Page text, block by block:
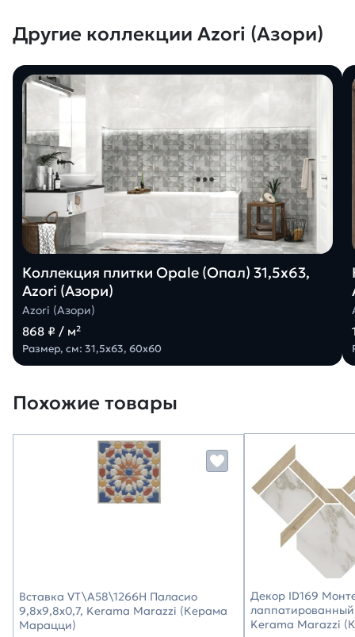
Другие коллекции Azori (Азори)
Коллекция плитки Opale (Опал) 31,5х63,
Azori (Азори)
Azori (Азори)
868 ₽ / м²
Размер, см: 31,5х63, 60х60
Похожие товары
Вставка VT\A58\1266H Паласио
9,8x9,8x0,7, Kerama Marazzi (Керама
Марацци)
Декор ID169
Kerama Marazzi